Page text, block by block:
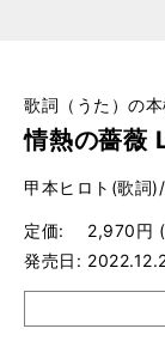
歌詞（うた）の本
情熱の薔薇
甲本ヒロト(歌詞
定価
2,970円
発売日